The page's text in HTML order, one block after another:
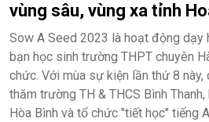
vùng sâu, vùng xa tỉnh
Sow A Seed 2023 là hoạt động dạy
bạn học sinh trường THPT chuyên
chức. Với mùa sự kiện lần thứ 8
thăm trường TH & THCS Bình
Hòa Bình và tổ chức "tiết học" tiếng